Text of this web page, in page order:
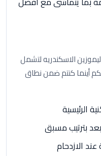
الاسكندريه لتشمل
أينما كنتم ضمن نطاق
الرئيسية
بترتيب مسبق
الازدحام